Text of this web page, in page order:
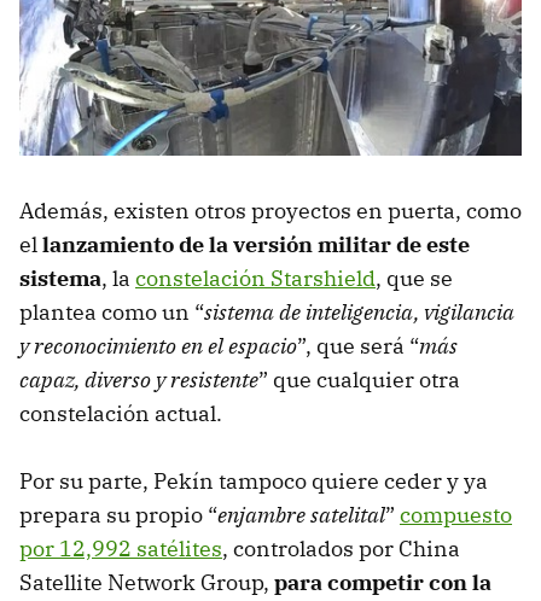
Además, existen otros proyectos en puerta, como
ellanzamiento de la versión militar de este
sistema, la constelación Starshield, que se
plantea como un “sistema de inteligencia, vigilancia
y reconocimiento en el espacio”, que será “más
capaz, diverso y resistente” que cualquier otra
constelación actual.
Por su parte, Pekín tampoco quiere ceder y ya
prepara su propio “enjambre satelital” compuesto
por 12,992 satélites, controlados por China
Satellite Network Group, para competir con la